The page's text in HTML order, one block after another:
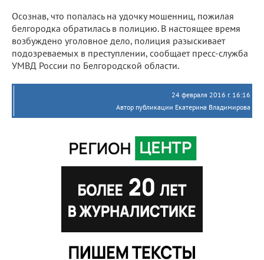
Осознав, что попалась на удочку мошенниц, пожилая
белгородка обратилась в полицию. В настоящее время
возбуждено уголовное дело, полиция разыскивает
подозреваемых в преступлении, сообщает пресс-служба
УМВД России по Белгородской области.
24 февраля 2016 г. 16:16
Автор публикации Екатерина Владимирова